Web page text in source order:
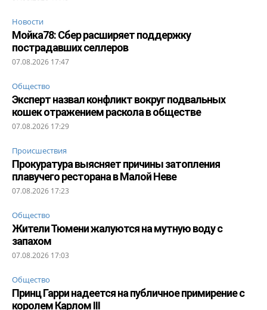
Новости
Мойка78: Сбер расширяет поддержку
пострадавших селлеров
07.08.2026 17:47
Общество
Эксперт назвал конфликт вокруг подвальных
кошек отражением раскола в обществе
07.08.2026 17:29
Происшествия
Прокуратура выясняет причины затопления
плавучего ресторана в Малой Неве
07.08.2026 17:23
Общество
Жители Тюмени жалуются на мутную воду с
запахом
07.08.2026 17:03
Общество
Принц Гарри надеется на публичное примирение с
королем Карлом III